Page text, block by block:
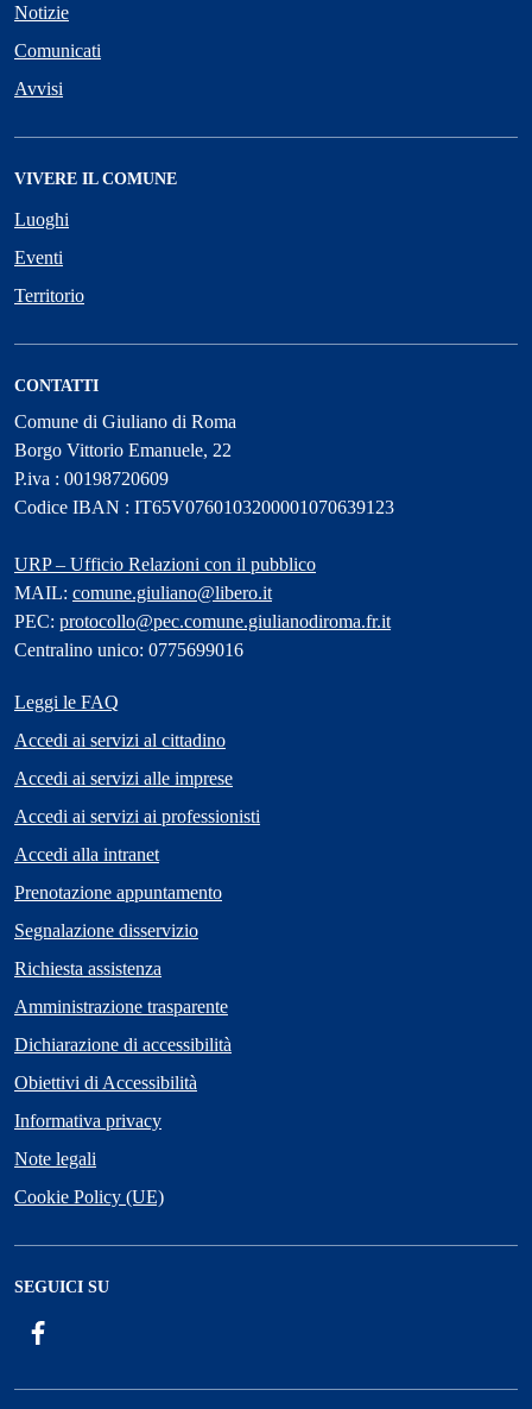
Notizie
Comunicati
Avvisi
VIVERE IL COMUNE
Luoghi
Eventi
Territorio
CONTATTI
Comune di Giuliano di Roma
Borgo Vittorio Emanuele, 22
P.iva : 00198720609
Codice IBAN : IT65V0760103200001070639123
URP – Ufficio Relazioni con il pubblico
MAIL: comune.giuliano@libero.it
PEC: protocollo@pec.comune.giulianodiroma.fr.it
Centralino unico: 0775699016
Leggi le FAQ
Accedi ai servizi al cittadino
Accedi ai servizi alle imprese
Accedi ai servizi ai professionisti
Accedi alla intranet
Prenotazione appuntamento
Segnalazione disservizio
Richiesta assistenza
Amministrazione trasparente
Dichiarazione di accessibilità
Obiettivi di Accessibilità
Informativa privacy
Note legali
Cookie Policy (UE)
SEGUICI SU